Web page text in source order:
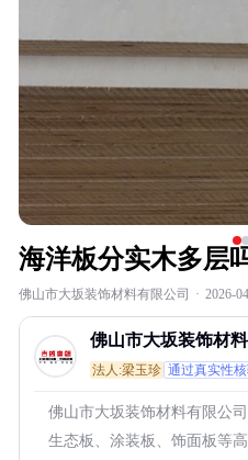
海洋板分实木多层
佛山市大坂装饰材料有限公司 · 2026-
佛山市大坂装饰材
法人:梁玉珍 通过真实性
佛山市大坂装饰材料有限公
生态板、涂装板、饰面板等